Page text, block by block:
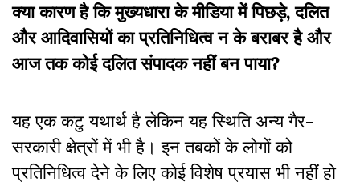
क्या कारण है कि मुख्यधारा के मीडिया में पिछड़े,दलित
और आदिवासियों का प्रतिनिधित्व न के बराबर है और
आज तक कोई दलित संपादक नहीं बन पाया?
यह एक कटु यथार्थ है लेकिन यह स्थिति अन्य गैर-
सरकारी क्षेत्रों में भी है। इन तबकों के लोगों को
प्रतिनिधित्व देने के लिए कोई विशेष प्रयास भी नहीं हो